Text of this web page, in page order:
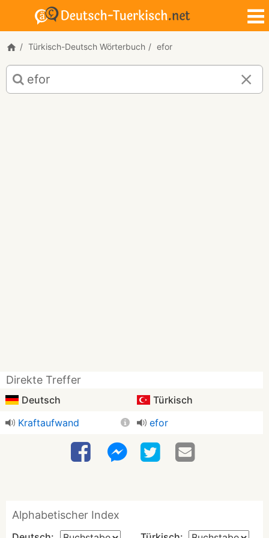
Türkisch-Deutsch Wörterbuch efor
Türkisch-
Deutsch
Übersetzung
Direkte Treffer
Deutsch
Türkisch
Kraftaufwand
efor
Alphabetischer Index